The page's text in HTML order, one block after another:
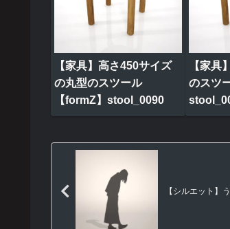
【家具】高さ450サイズ
の丸型のスツール
【formZ】stool_0090
【家具
のスツ
【シルエット】